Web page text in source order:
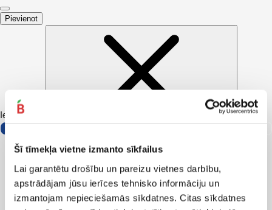
Šī tīmekļa vietne izmanto sīkfailus
Lai garantētu drošību un pareizu vietnes darbību,
apstrādājam jūsu ierīces tehnisko informāciju un
izmantojam nepieciešamās sīkdatnes. Citas sīkdatnes
Pievienot
Iesakām ar